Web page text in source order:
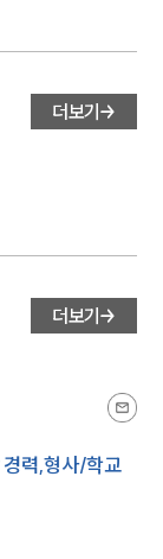
더보기
더보기
력,형사/학교